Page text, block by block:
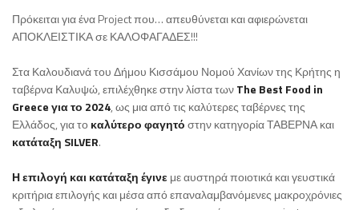
Πρόκειται για ένα Project που… απευθύνεται και αφιερώνεται
ΑΠΟΚΛΕΙΣΤΙΚΑ σε ΚΑΛΟΦΑΓΑΔΕΣ!!!
Στα Καλουδιανά του Δήμου Κισσάμου Νομού Χανίων της Κρήτης η
ταβέρνα Καλυψώ, επιλέχθηκε στην λίστα τωνThe Best Food in
Greece για το 2024, ως μια από τις καλύτερες ταβέρνες της
Ελλάδος, για τοκαλύτερο φαγητόστην κατηγορία ΤΑΒΕΡΝΑ και
κατάταξη SILVER.
Η επιλογή και κατάταξη έγινεμε αυστηρά ποιοτικά και γευστικά
κριτήρια επιλογής και μέσα από επαναλαμβανόμενες μακροχρόνιες